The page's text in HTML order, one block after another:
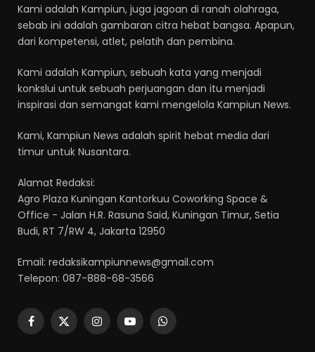
Kami adalah Kampiun, juga jagoan di ranah olahraga,
sebab ini adalah gambaran citra hebat bangsa. Apapun,
dari kompetensi, atlet, pelatih dan pembina.
Kami adalah Kampiun, sebuah kata yang menjadi
konkslui untuk sebuah perjuangan dan itu menjadi
inspirasi dan semangat kami mengelola Kampiun News.
Kami, Kampiun News adalah spirit hebat media dari
timur untuk Nusantara.
Alamat Redaksi:
Agro Plaza Kuningan Kantorkuu Coworking Space &
Office - Jalan H.R. Rasuna Said, Kuningan Timur, Setia
Budi, RT 7/RW 4, Jakarta 12950
Email: redaksikampiunnews@gmail.com
Telepon: 087-888-68-3566
Facebook
X
InstagramYouTubeWhatsApp